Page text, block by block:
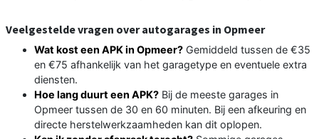
Veelgestelde vragen over autogarages in Opmeer
Wat kost een APK in Opmeer? Gemiddeld tussen de €35
en €75 afhankelijk van het garagetype en eventuele extra
diensten.
Hoe lang duurt een APK? Bij de meeste garages in
Opmeer tussen de 30 en 60 minuten. Bij een afkeuring en
directe herstelwerkzaamheden kan dit oplopen.